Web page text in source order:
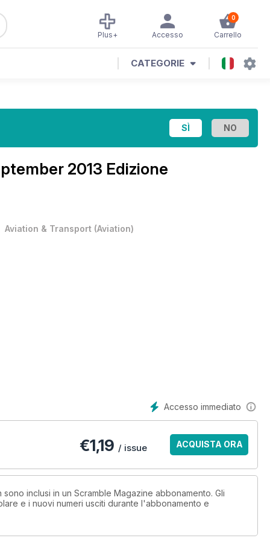
0
Carrello
Accesso
Plus+
CATEGORIE
2013 Edizione
Aviation & Transport (Aviation)
the World, civil and military.
Accesso immediato
€1,19 / issue ACQUISTA ORA
inclusi in un Scramble Magazine abbonamento. Gli
e i nuovi numeri usciti durante l'abbonamento e